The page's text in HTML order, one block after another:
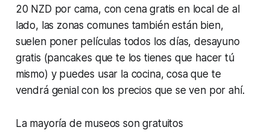
20 NZD por cama, con cena gratis en local de al
lado, las zonas comunes también están bien,
suelen poner películas todos los días, desayuno
gratis (pancakes que te los tienes que hacer tú
mismo) y puedes usar la cocina, cosa que te
vendrá genial con los precios que se ven por ahí.
La mayoría de museos son gratuitos